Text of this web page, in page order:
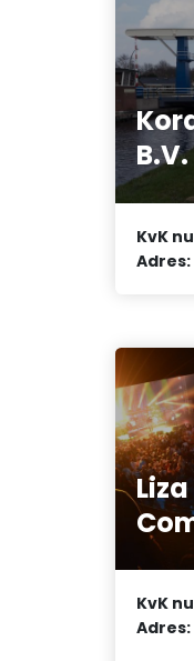
B.V.
KvK
Adres:
KvK
Adres: